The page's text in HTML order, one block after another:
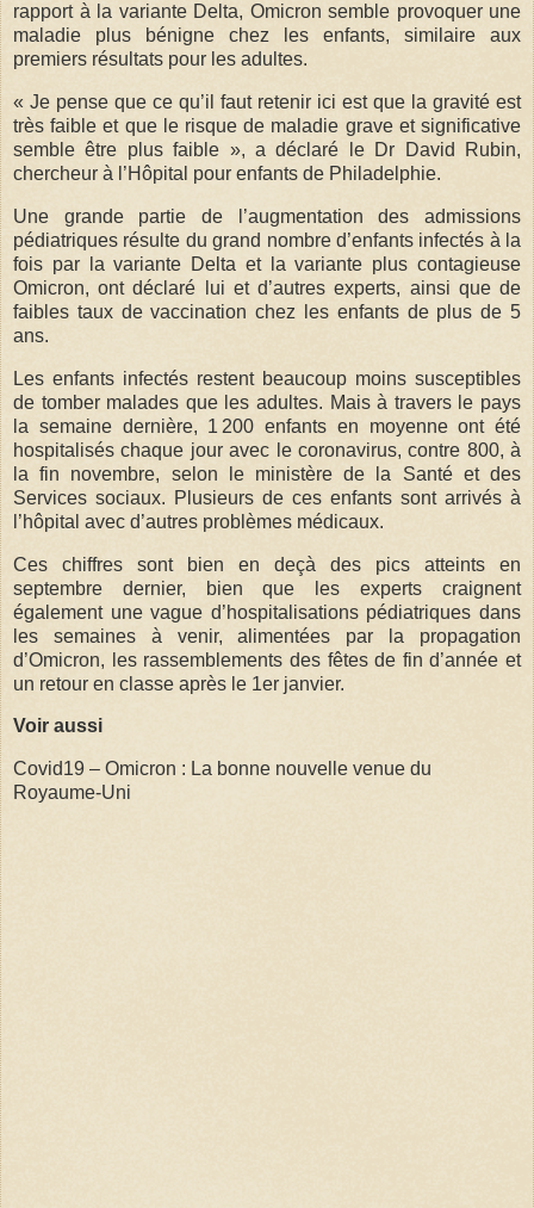
rapport à la variante Delta, Omicron semble provoquer une
maladie plus bénigne chez les enfants, similaire aux
premiers résultats pour les adultes.
« Je pense que ce qu’il faut retenir ici est que la gravité est
très faible et que le risque de maladie grave et significative
semble être plus faible », a déclaré le Dr David Rubin,
chercheur à l’Hôpital pour enfants de Philadelphie.
Une grande partie de l’augmentation des admissions
pédiatriques résulte du grand nombre d’enfants infectés à la
fois par la variante Delta et la variante plus contagieuse
Omicron, ont déclaré lui et d’autres experts, ainsi que de
faibles taux de vaccination chez les enfants de plus de 5
ans.
Les enfants infectés restent beaucoup moins susceptibles
de tomber malades que les adultes. Mais à travers le pays
la semaine dernière, 1 200 enfants en moyenne ont été
hospitalisés chaque jour avec le coronavirus, contre 800, à
la fin novembre, selon le ministère de la Santé et des
Services sociaux. Plusieurs de ces enfants sont arrivés à
l’hôpital avec d’autres problèmes médicaux.
Ces chiffres sont bien en deçà des pics atteints en
septembre dernier, bien que les experts craignent
également une vague d’hospitalisations pédiatriques dans
les semaines à venir, alimentées par la propagation
d’Omicron, les rassemblements des fêtes de fin d’année et
un retour en classe après le 1er janvier.
Voir aussi
Covid19 – Omicron : La bonne nouvelle venue du
Royaume-Uni